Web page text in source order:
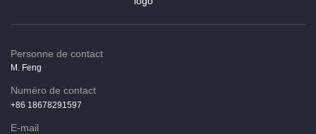
Personne de contact
M. Feng
Numéro de contact
+86 18678291597
E-mail